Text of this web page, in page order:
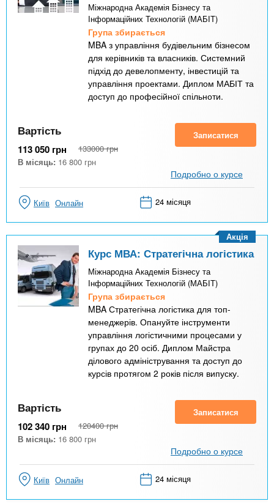
Міжнародна Академія Бізнесу та
Інформаційних Технологій (МАБІТ)
Група збирається
MBA з управління будівельним бізнесом
для керівників та власників. Системний
підхід до девелопменту, інвестицій та
управління проектами. Диплом МАБІТ та
доступ до професійної спільноти.
Вартість
113 050 грн 133000 грн
В місяць: 16 800 грн
Записатися
Подробно о курсе
Київ Онлайн 24 місяця
Курс МВА: Стратегічна логістика
Міжнародна Академія Бізнесу та
Інформаційних Технологій (МАБІТ)
Група збирається
MBA Стратегічна логістика для топ-
менеджерів. Опануйте інструменти
управління логістичними процесами у
групах до 20 осіб. Диплом Майстра
ділового адміністрування та доступ до
курсів протягом 2 років після випуску.
Акція
Вартість
102 340 грн 120400 грн
В місяць: 16 800 грн
Записатися
Подробно о курсе
Київ Онлайн 24 місяця